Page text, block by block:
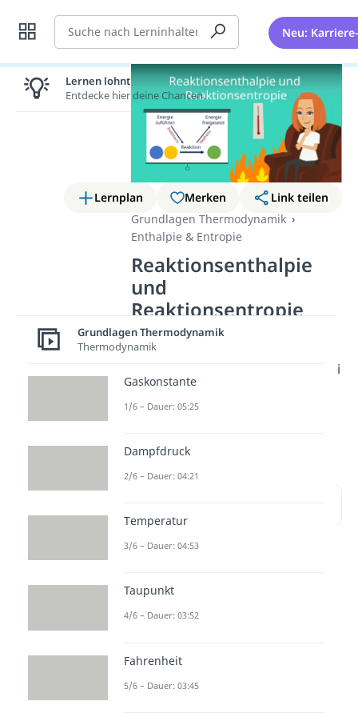
Suche Neu:
Lernplan Merken
Link teilen
Grundlagen Thermodynamik
Enthalpie & Entropie
Reaktionsenthalpie
und
Reaktionsentropie
Du hast sicher schon mal an
einem Lagerfeuer gesessen. Dabei
diese energetisch beschreiben
Wir haben bereits die Größen für
kennengelernt. Uns fehlt jetzt
aber noch die energetische
Lernen lohnt sich!
Entdecke hier deine Chancen.
Grundlagen Thermodynamik
Thermodynamik
Gaskonstante
1/6 – Dauer: 05:25
Dampfdruck
2/6 – Dauer: 04:21
Temperatur
3/6 – Dauer: 04:53
Taupunkt
4/6 – Dauer: 03:52
Fahrenheit
5/6 – Dauer: 03:45